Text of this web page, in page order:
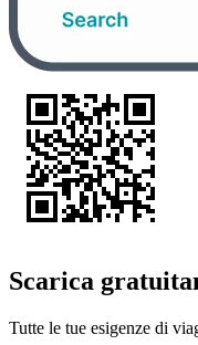
Scarica
Tutte le tue esigenze di